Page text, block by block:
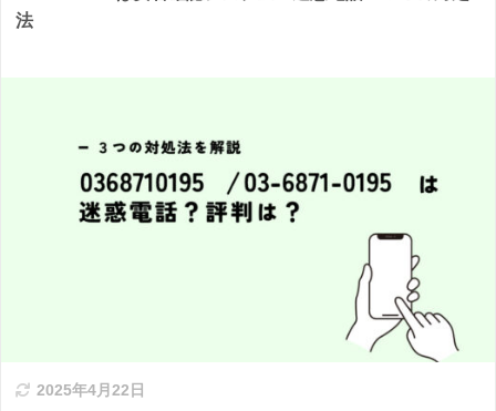
法
2025年4月22日